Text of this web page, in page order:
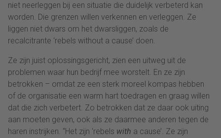
niet neerleggen bij een situatie die duidelijk verbeterd kan
worden. Die grenzen willen verkennen en verleggen. Ze
liggen niet dwars om het dwarsliggen, zoals de
recalcitrante ‘rebels without a cause’ doen.
Ze zijn juist oplossingsgericht, zien een uitweg uit de
problemen waar hun bedrijf mee worstelt. En ze zijn
betrokken – omdat ze een sterk moreel kompas hebben
of de organisatie een warm hart toedragen en graag willen
dat die zich verbetert. Zo betrokken dat ze daar ook uiting
aan moeten geven, ook als ze daarmee anderen tegen de
haren instrijken. “Het zijn ‘rebels with a cause’. Ze zijn